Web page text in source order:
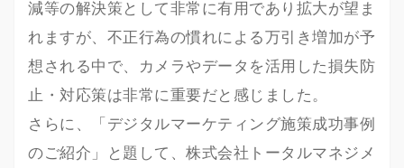
減等の解決策として非常に有用であり拡大が望ま
れますが、不正行為の慣れによる万引き増加が予
想される中で、カメラやデータを活用した損失防
止・対応策は非常に重要だと感じました。
さらに、「デジタルマーケティング施策成功事例
のご紹介」と題して、株式会社トータルマネジメ